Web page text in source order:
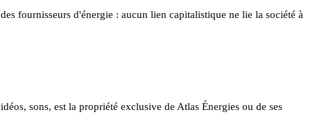
fournisseurs d'énergie : aucun lien capitalistique ne lie la société à
sons, est la propriété exclusive de Atlas Énergies ou de ses